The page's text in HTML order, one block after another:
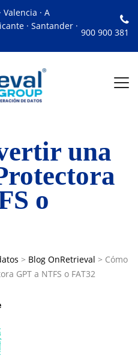
· A
· Santander ·
900 900 381
una
o
> Blog OnRetrieval > Cómo
GPT a NTFS o FAT32